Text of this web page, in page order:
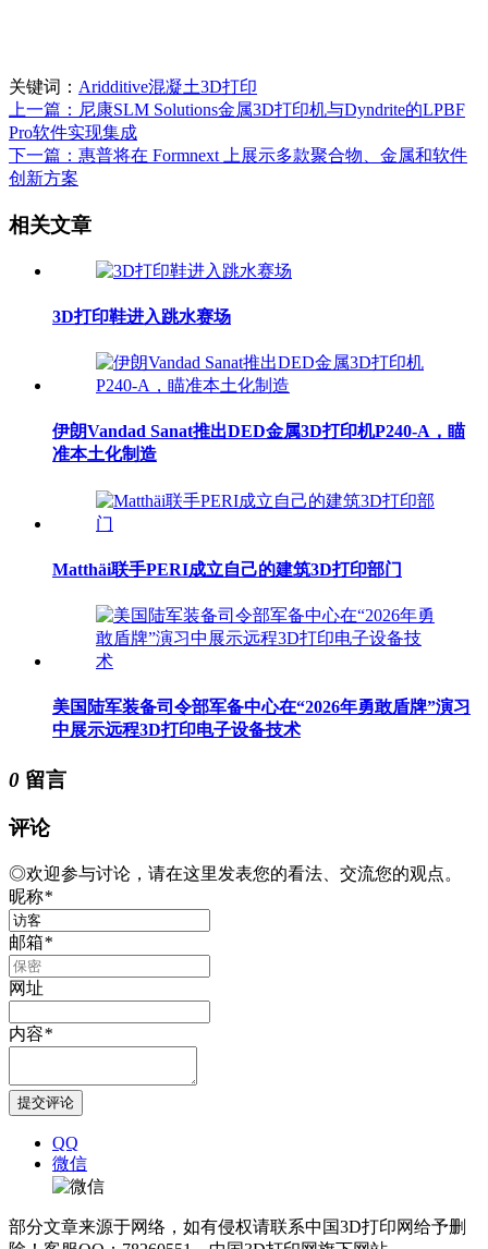
关键词： Aridditive混凝土3D打印
上一篇：尼康SLM Solutions金属3D打印机与Dyndrite的LPBF
Pro软件实现集成
下一篇：惠普将在 Formnext 上展示多款聚合物、金属和软件
创新方案
相关文章
3D打印鞋进入跳水赛场
伊朗Vandad Sanat推出DED金属3D打印机P240-A，瞄
准本土化制造
Matthäi联手PERI成立自己的建筑3D打印部门
美国陆军装备司令部军备中心在“2026年勇敢盾牌”演习
中展示远程3D打印电子设备技术
0 留言
评论
◎欢迎参与讨论，请在这里发表您的看法、交流您的观点。
昵称*
邮箱*
网址
内容*
QQ
微信
部分文章来源于网络，如有侵权请联系中国3D打印网给予删